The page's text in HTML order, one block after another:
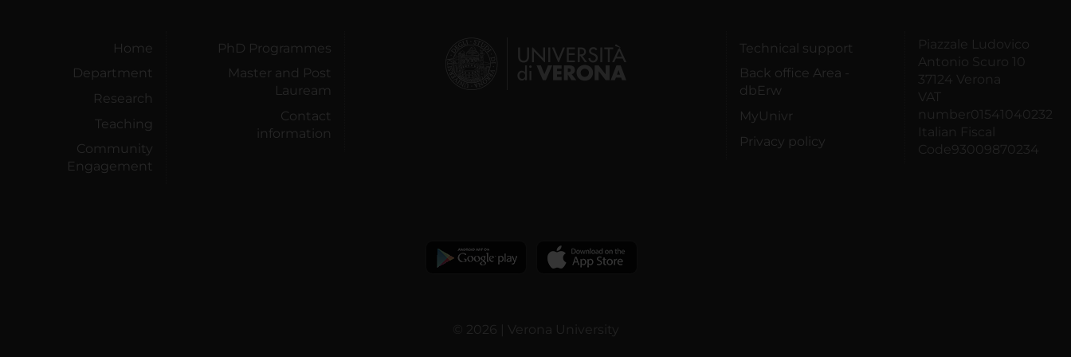
Home
Department
Research
Teaching
Community
Engagement
PhD Programmes
Master and Post
Lauream
Contact
information
Technical support
Back office Area -
dbErw
MyUnivr
Privacy policy
Piazzale Ludovico
Antonio Scuro 10
37124 Verona
VAT
number01541040232
Italian Fiscal
Code93009870234
© 2026 | Verona University